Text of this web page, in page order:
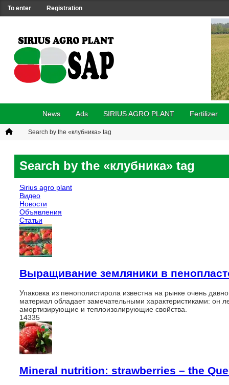
To enter Registration
News Ads SIRIUS AGRO PLANT Fertilizer
Search by the «клубника» tag
Search by the «клубника» tag
Sirius agro plant
Видео
Новости
Объявления
Статьи
Выращивание земляники в
Упаковка из пенополистирола известна на рынке очень
материал обладает замечательными характеристиками: он
амортизирующие и теплоизолирующие свойства.
14335
Mineral nutrition: strawberries – the